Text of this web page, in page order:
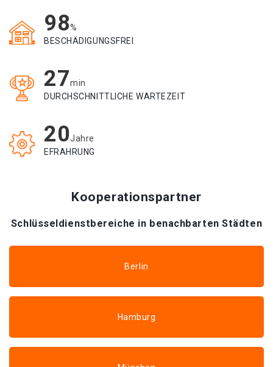
98%
BESCHÄDIGUNGSFREI
27min
DURCHSCHNITTLICHE WARTEZEIT
20Jahre
EFRAHRUNG
Kooperationspartner
Schlüsseldienstbereiche in benachbarten Städten
Berlin
Hamburg